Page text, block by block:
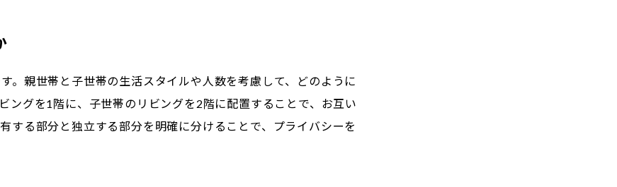
。親世帯と子世帯の生活スタイルや人数を考慮して、どのように
ングを1階に、子世帯のリビングを2階に配置することで、お互い
する部分と独立する部分を明確に分けることで、プライバシーを